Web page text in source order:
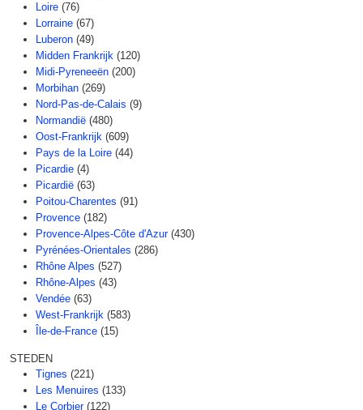
Loire (76)
Lorraine (67)
Luberon (49)
Midden Frankrijk (120)
Midi-Pyreneeën (200)
Morbihan (269)
Nord-Pas-de-Calais (9)
Normandië (480)
Oost-Frankrijk (609)
Pays de la Loire (44)
Picardie (4)
Picardië (63)
Poitou-Charentes (91)
Provence (182)
Provence-Alpes-Côte d'Azur (430)
Pyrénées-Orientales (286)
Rhône Alpes (527)
Rhône-Alpes (43)
Vendée (63)
West-Frankrijk (583)
Île-de-France (15)
STEDEN
Tignes (221)
Les Menuires (133)
Le Corbier (122)